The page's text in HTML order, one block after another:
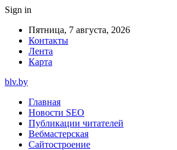
Sign in
Пятница, 7 августа, 2026
Контакты
Лента
Карта
blv.by
Главная
Новости SEO
Публикации читателей
Вебмастерская
Сайтостроение